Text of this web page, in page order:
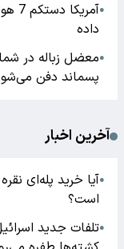
●
داده
●معضل زباله در
پسماند دفن
آخرین اخبار
●آیا خرید پله‌ای
است؟
●تلفات جدید